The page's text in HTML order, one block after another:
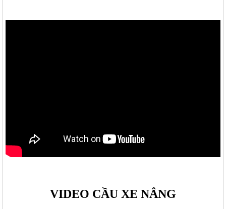
VIDEO CẦU XE NÂNG